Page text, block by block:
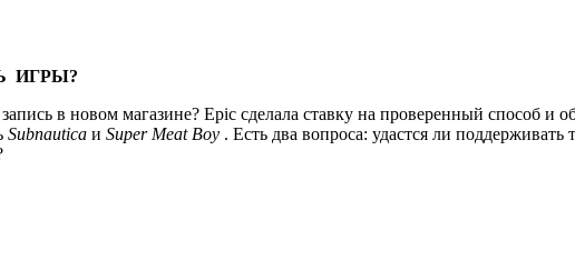
ИГРЫ?
в новом магазине? Epic сделала ставку на проверенный способ и
Subnautica и Super Meat Boy . Есть два вопроса: удастся ли